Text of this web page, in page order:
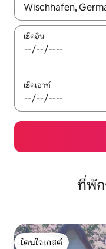
ใช้ลูกศรขึ้นลง หรือใช้
เช็คอิน
เช็คเอาท์
ที่พัก
โดนใจเกสต์